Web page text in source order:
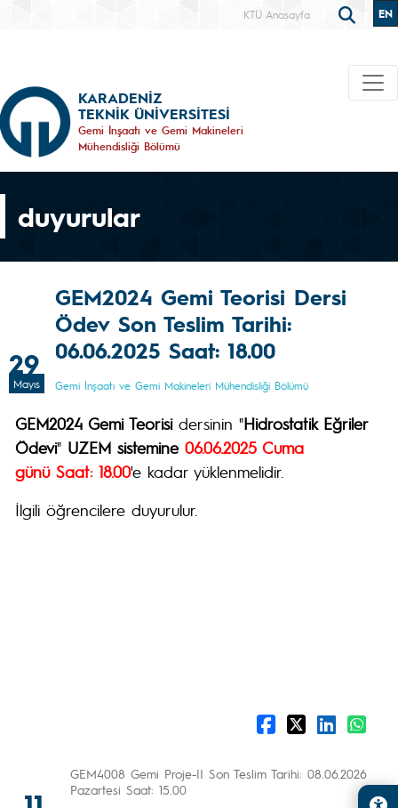
KTÜ Anasayfa EN
KARADENİZ
TEKNİK ÜNİVERSİTESİ
Gemi İnşaatı ve Gemi Makineleri
Mühendisliği Bölümü
duyurular
29
Mayıs
GEM2024 Gemi Teorisi Dersi
Ödev Son Teslim Tarihi:
06.06.2025 Saat: 18.00
Gemi İnşaatı ve Gemi Makineleri Mühendisliği Bölümü
GEM2024 Gemi Teorisidersinin "Hidrostatik Eğriler
Ödevi" UZEM sistemine 06.06.2025 Cuma
günü Saat: 18.00'e kadar yüklenmelidir.
İlgili öğrencilere duyurulur.
GEM4008 Gemi Proje-II Son Teslim Tarihi: 08.06.2026
Pazartesi Saat: 15.00